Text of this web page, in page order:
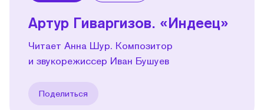
Артур Гиваргизов. «Индеец»
Читает Анна Шур. Композитор
и звукорежиссер Иван Бушуев
Поделиться